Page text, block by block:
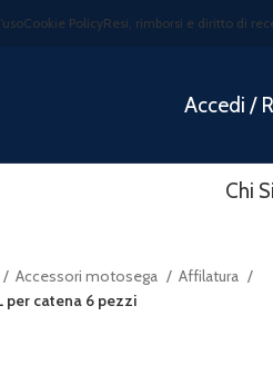
Cookie PolicyResi, rimborsi e diritto di
Accedi /
Chi
Accessori motosega
Affilatura
per catena 6 pezzi